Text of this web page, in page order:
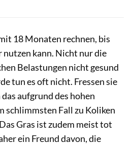
18 Monaten rechnen, bis
nutzen kann. Nicht nur die
Belastungen nicht gesund
tun es oft nicht. Fressen sie
aufgrund des hohen
schlimmsten Fall zu Koliken
Gras ist zudem meist tot
ein Freund davon, die